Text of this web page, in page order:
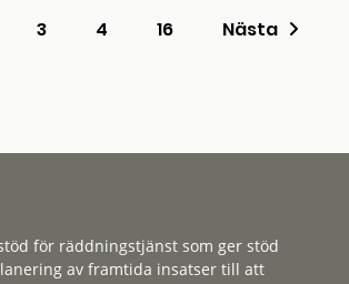
3 4 16 Nästa
för räddningstjänst som ger stöd
av framtida insatser till att